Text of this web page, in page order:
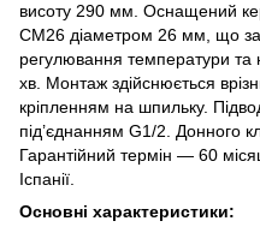
висоту 290 мм. Оснащений
CM26 діаметром 26 мм, що
регулювання температури
хв. Монтаж здійснюється
кріпленням на шпильку.
під’єднанням G1/2. Донного
Гарантійний термін — 60
Іспанії.
Основні характеристики: